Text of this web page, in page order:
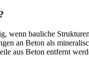
wenn bauliche
an Beton als
aus Beton entfernt